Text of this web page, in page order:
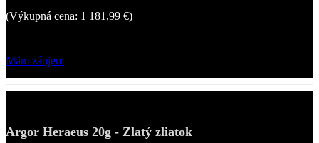
(Výkupná cena: 1 181,99 €)
Mám záujem
Argor Heraeus 20g - Zlatý zliatok